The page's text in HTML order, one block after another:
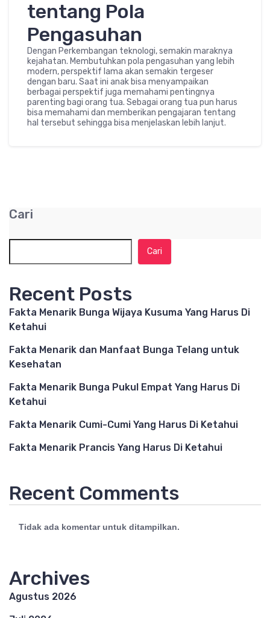
tentang Pola
Pengasuhan
Dengan Perkembangan teknologi, semakin maraknya
kejahatan. Membutuhkan pola pengasuhan yang lebih
modern, perspektif lama akan semakin tergeser
dengan baru. Saat ini anak bisa menyampaikan
berbagai perspektif juga memahami pentingnya
parenting bagi orang tua. Sebagai orang tua pun harus
bisa memahami dan memberikan pengajaran tentang
hal tersebut sehingga bisa menjelaskan lebih lanjut.
Cari
Cari
Recent Posts
Fakta Menarik Bunga Wijaya Kusuma Yang Harus Di
Ketahui
Fakta Menarik dan Manfaat Bunga Telang untuk
Kesehatan
Fakta Menarik Bunga Pukul Empat Yang Harus Di
Ketahui
Fakta Menarik Cumi-Cumi Yang Harus Di Ketahui
Fakta Menarik Prancis Yang Harus Di Ketahui
Recent Comments
Tidak ada komentar untuk ditampilkan.
Archives
Agustus 2026